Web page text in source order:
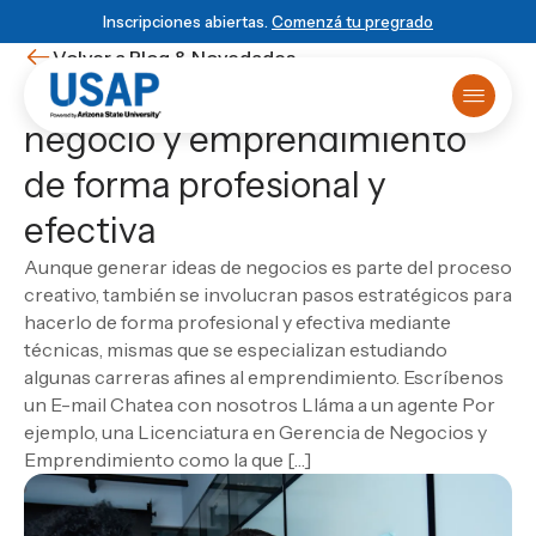
Inscripciones abiertas. Comenzá tu pregrado
Oferta académica
Primer ingreso
Sobre USAP
Blog & Novedades
Matricula virtual
Campus Virtual
Biblioteca
USAP Plus
DUX
Matricularme Ahora
ESCUELA
Escuela de Ciencias Informáticas
Escuela de Ciencias de la Administración y los
Negocios
Escuela de Ciencias Industriales
Escuela de Mercadotecnia
Escuela de Diseño
Escuela de Turismo y Lenguas Extranjeras
Escuela de Ciencias Agronómicas
¿Ya sabés que estudiar?
Matrículas online
Primer Ingreso
Traslado universitario
Reuniones informativas
Test de orientación
Solicitá más información
HISTORIA USAP
Historia de USAP
Educación STEM
Liderazgo y normas
Cátedra Rafael Heliodoro Valle
DUX Escuela de Negocios y Gobierno en
Honduras
Vida estudiantil
Beneficios
Calendario académico
Consultorio jurídico
POWERED BY ASU
Arizona State University
Programa 4+1
Vinculación Externa
Empezálocal, graduate
global
Conocé el programa 4+1
BLOG & NOVEDADES
Blog
Noticias
Eventos
Novedades
Ver todas las entradas
Novedad
Las carreras más visionarias
Leer artículo
Volver a Blog & Novedades
Cómo generar ideas de
negocio y emprendimiento
de forma profesional y
efectiva
Aunque generar ideas de negocios es parte del proceso
creativo, también se involucran pasos estratégicos para
hacerlo de forma profesional y efectiva mediante
técnicas, mismas que se especializan estudiando
algunas carreras afines al emprendimiento. Escríbenos
un E-mail Chatea con nosotros Lláma a un agente Por
ejemplo, una Licenciatura en Gerencia de Negocios y
Emprendimiento como la que […]